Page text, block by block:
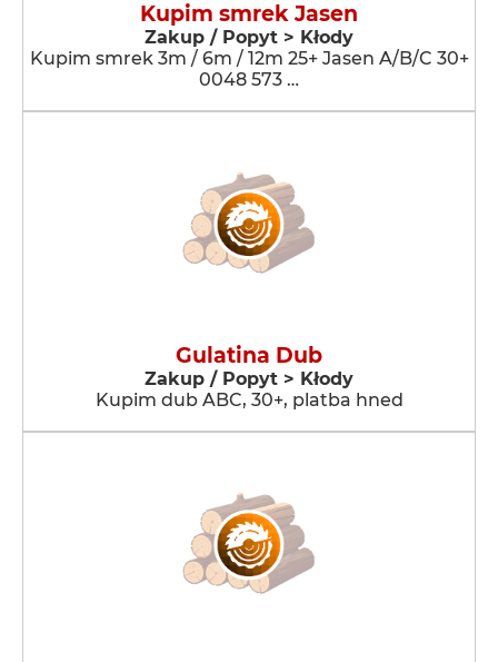
Kupim smrek Jasen
Zakup / Popyt > Kłody
Kupim smrek 3m / 6m / 12m 25+ Jasen A/B/C 30+
0048 573 …
Gulatina Dub
Zakup / Popyt > Kłody
Kupim dub ABC, 30+, platba hned